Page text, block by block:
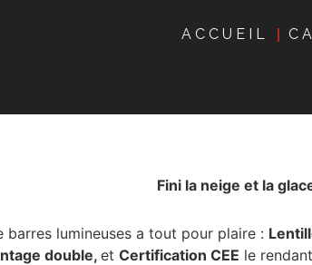
ACCUEIL
Fini la neige et la
barres lumineuses a tout pour plaire :
double, et Certification CEE le